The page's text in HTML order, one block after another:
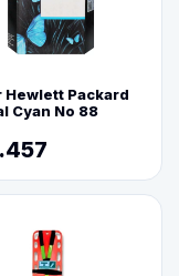
Hewlett Packard
Cyan No 88